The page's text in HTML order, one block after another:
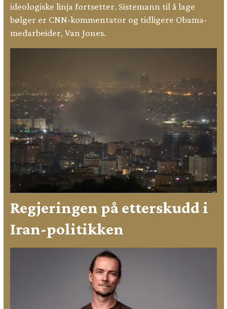
ideologiske linja fortsetter. Sistemann til å lage
bølger er CNN-kommentator og tidligere Obama-
medarbeider, Van Jones.
Regjeringen på etterskudd i
Iran-politikken